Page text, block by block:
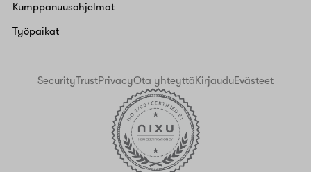
Kumppanuusohjelmat
Työpaikat
SecurityTrustPrivacyOta yhteyttäKirjauduEvästeet